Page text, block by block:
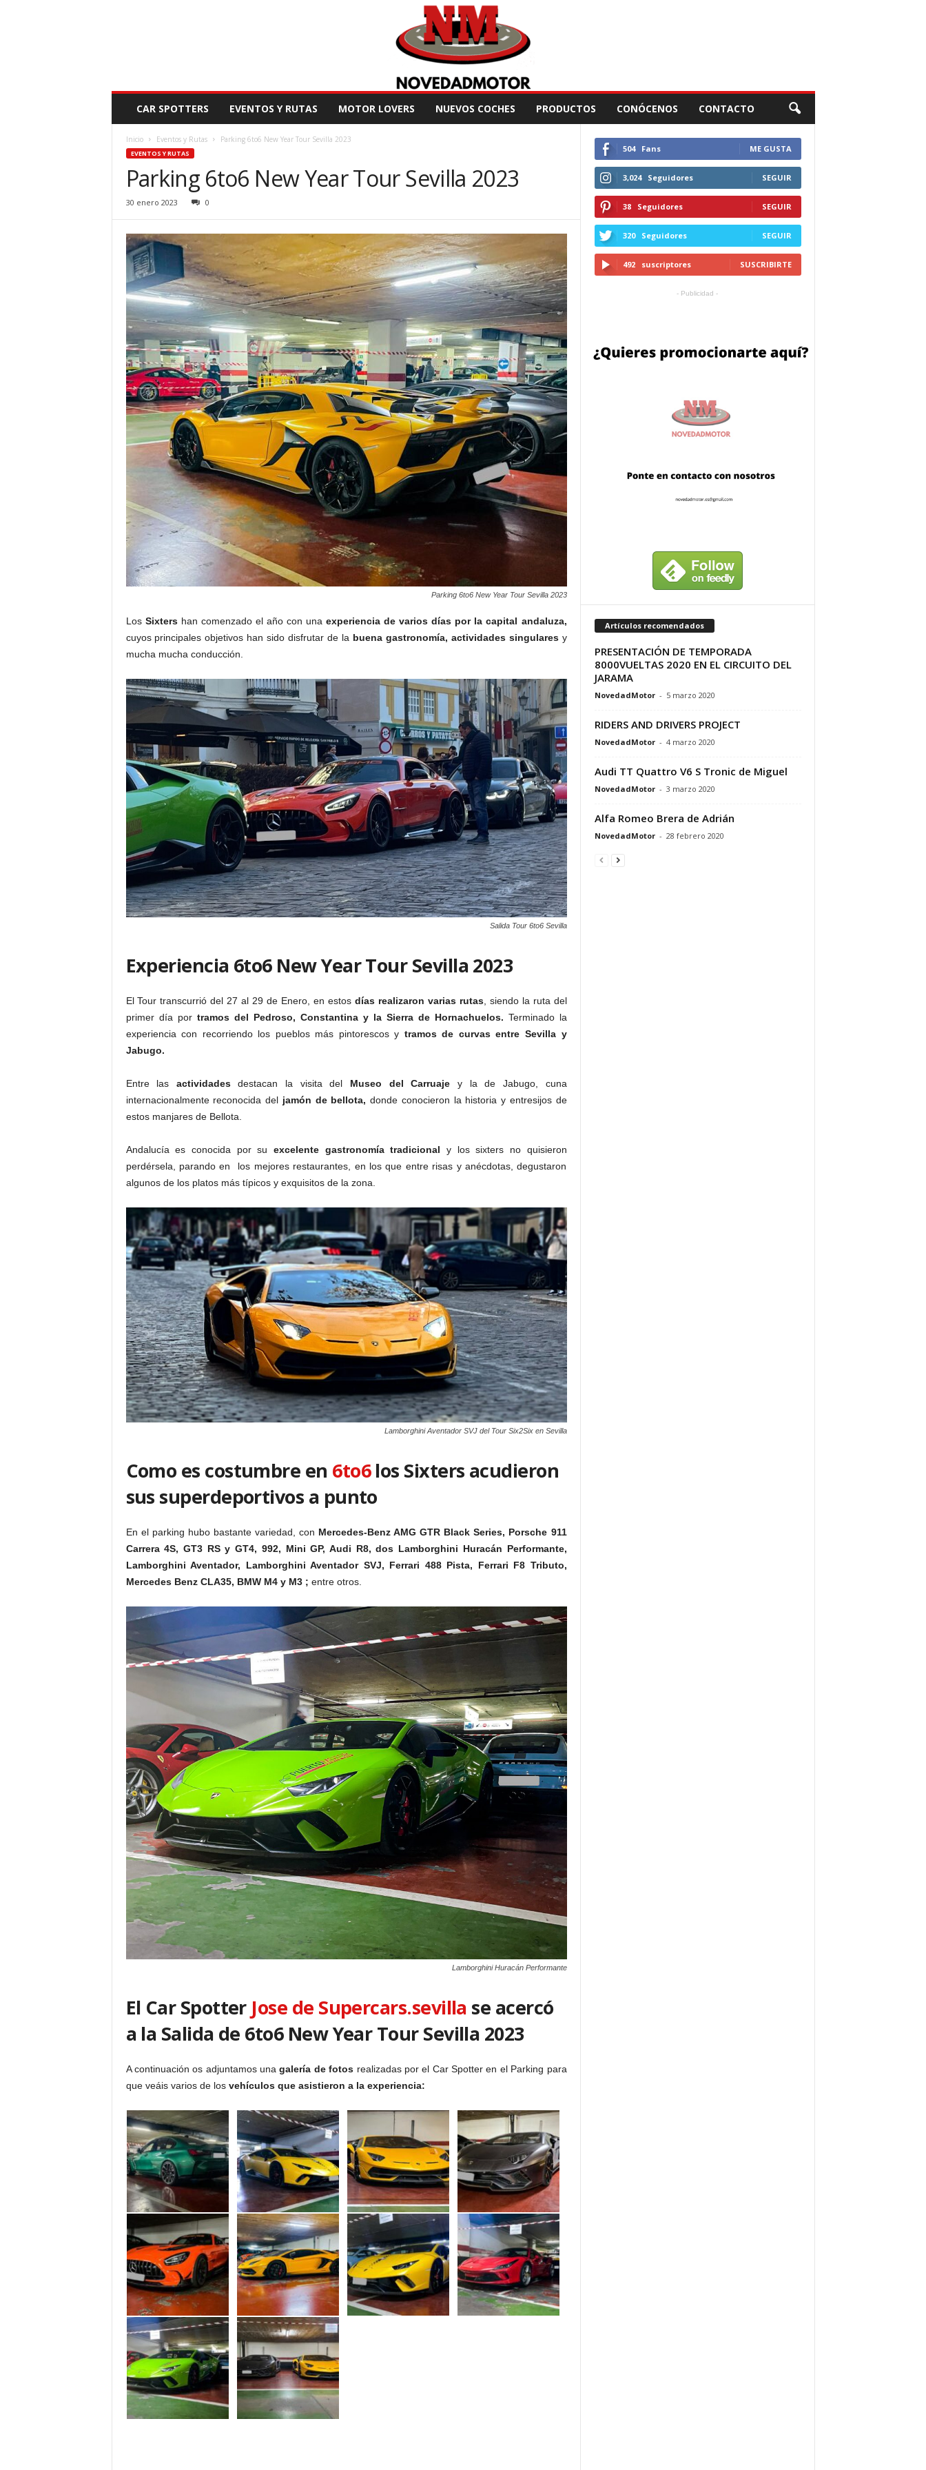
V
CAR SPOTTERS EVENTOS Y RUTAS MOTOR LOVERS NUEVOS COCHES PRODUCTOS CONÓCENOS CONTACTO
Inicio Eventos y Rutas Parking 6to6 New Year Tour Sevilla 2023
EVENTOS Y RUTAS
Parking 6to6 New Year Tour Sevilla 2023
30 enero 2023 0
Parking 6to6 New Year Tour Sevilla 2023
Los Sixtershan comenzado el año con unaexperiencia de varios días por la capital andaluza,
cuyos principales objetivos han sido disfrutar de la buena gastronomía, actividades singularesy
mucha mucha conducción.
Salida Tour 6to6 Sevilla
Experiencia 6to6 New Year Tour Sevilla 2023
El Tour transcurrió del 27 al 29 de Enero, en estos días realizaron varias rutas, siendo la ruta del
primer día por tramos del Pedroso, Constantina y la Sierra de Hornachuelos. Terminado la
experiencia con recorriendo los pueblos más pintorescos y tramos de curvas entre Sevilla y
Jabugo.
Entre las actividadesdestacan la visita del Museo del Carruaje y la de Jabugo, cuna
internacionalmente reconocida del jamón de bellota, donde conocieron la historia y entresijos de
estos manjares de Bellota.
Andalucía es conocida por su excelente gastronomía tradicional y los sixters no quisieron
perdérsela, parando en los mejores restaurantes, en los que entre risas y anécdotas, degustaron
algunos de los platos más típicos y exquisitos de la zona.
Lamborghini Aventador SVJ del Tour Six2Six en Sevilla
Como es costumbre en 6to6los Sixters acudieron
sus superdeportivos a punto
En el parking hubo bastante variedad, con Mercedes-Benz AMG GTR Black Series, Porsche 911
Carrera 4S, GT3 RS y GT4, 992, Mini GP, Audi R8, dos Lamborghini Huracán Performante,
Lamborghini Aventador, Lamborghini Aventador SVJ, Ferrari 488 Pista, Ferrari F8 Tributo,
Mercedes Benz CLA35, BMW M4 y M3 ; entre otros.
Lamborghini Huracán Performante
El Car Spotter Jose de Supercars.sevilla se acercó
a la Salida de 6to6 New Year Tour Sevilla 2023
A continuación os adjuntamos unagalería de fotos realizadas por el Car Spotter en el Parking para
que veáis varios de los vehículos que asistieron a la experiencia:
504 Fans ME GUSTA
3,024 Seguidores SEGUIR
38 Seguidores SEGUIR
320 Seguidores SEGUIR
492 suscriptores SUSCRIBIRTE
- Publicidad -
Artículos recomendados
PRESENTACIÓN DE TEMPORADA
8000VUELTAS 2020 EN EL CIRCUITO DEL
JARAMA
NovedadMotor - 5 marzo 2020
RIDERS AND DRIVERS PROJECT
NovedadMotor - 4 marzo 2020
Audi TT Quattro V6 S Tronic de Miguel
NovedadMotor - 3 marzo 2020
Alfa Romeo Brera de Adrián
NovedadMotor - 28 febrero 2020